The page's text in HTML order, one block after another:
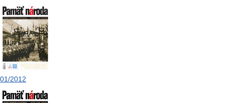
01/2012